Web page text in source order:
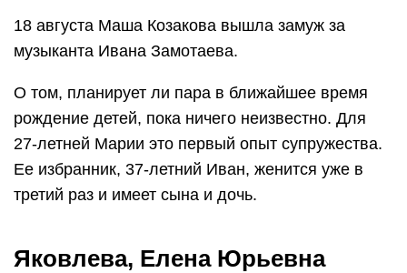
18 августа Маша Козакова вышла замуж за
музыканта Ивана Замотаева.
О том, планирует ли пара в ближайшее время
рождение детей, пока ничего неизвестно. Для
27-летней Марии это первый опыт супружества.
Ее избранник, 37-летний Иван, женится уже в
третий раз и имеет сына и дочь.
Яковлева, Елена Юрьевна